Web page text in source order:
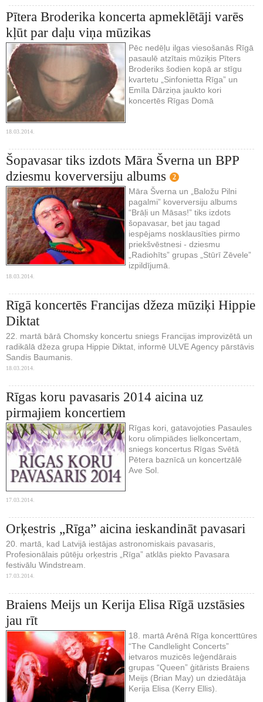
Pītera Broderika koncerta apmeklētāji varēs
kļūt par daļu viņa mūzikas
Pēc nedēļu ilgas viesošanās Rīgā
pasaulē atzītais mūziķis Pīters
Broderiks šodien kopā ar stīgu
kvartetu „Sinfonietta Rīga” un
Emīla Dārziņa jaukto kori
koncertēs Rīgas Domā
18.03.2014.
Šopavasar tiks izdots Māra Šverna un BPP
dziesmu koverversiju albums
2
Māra Šverna un „Baložu Pilni
pagalmi” koverversiju albums
“Brāļi un Māsas!” tiks izdots
šopavasar, bet jau tagad
iespējams nosklausīties pirmo
priekšvēstnesi - dziesmu
„Radiohīts” grupas „Stūrī Zēvele”
izpildījumā.
18.03.2014.
Rīgā koncertēs Francijas džeza mūziķi Hippie
Diktat
22. martā bārā Chomsky koncertu sniegs Francijas improvizētā un
radikālā džeza grupa Hippie Diktat, informē ULVE Agency pārstāvis
Sandis Baumanis.
18.03.2014.
Rīgas koru pavasaris 2014 aicina uz
pirmajiem koncertiem
Rīgas kori, gatavojoties Pasaules
koru olimpiādes lielkoncertam,
sniegs koncertus Rīgas Svētā
Pētera baznīcā un koncertzālē
Ave Sol.
17.03.2014.
Orķestris „Rīga” aicina ieskandināt pavasari
20. martā, kad Latvijā iestājas astronomiskais pavasaris,
Profesionālais pūtēju orķestris „Rīga” atklās piekto Pavasara
festivālu Windstream.
17.03.2014.
Braiens Meijs un Kerija Elisa Rīgā uzstāsies
jau rīt
18. martā Arēnā Rīga koncerttūres
“The Candlelight Concerts”
ietvaros muzicēs leģendārais
grupas “Queen” ģitārists Braiens
Meijs (Brian May) un dziedātāja
Kerija Elisa (Kerry Ellis).